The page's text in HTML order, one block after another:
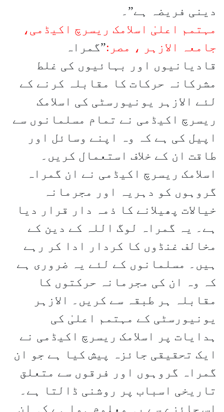
دینی فریضہ ہے”۔
مہتمم اعلیٰ اسلامک ریسرچ اکیڈمی،
جامعہ الازہر ، مصر:”گمراہ
قادیانیوں اور بہائیوں کی غلط
مشرکانہ حرکات کا مقابلہ کرنے کے
لئے الازہر یونیورسٹی کی اسلامک
ریسرچ اکیڈمی نے تمام مسلمانوں سے
اپیل کی ہے کہ وہ اپنے وسائل اور
طاقت ان کے خلاف استعمال کریں۔
اسلامک ریسرچ اکیڈمی نے ان گمراہ
گروہوں کو دہریہ اور مجرمانہ
خیالات پھیلانے کا ذمہ دار قرار دیا
ہے۔ یہ گمراہ لوگ اللہ کے دین کے
مخالف غنڈوں کا کردار ادا کر رہے
ہیں۔ مسلمانوں کے لئے یہ ضروری ہے
کہ وہ ان کی مجرمانہ حرکتوں کا
مقابلہ ہر طبقہ سے کریں۔ الازہر
یونیورسٹی کے مہتمم اعلیٰ کی
ہدایات پر اسلامک ریسرچ اکیڈمی نے
ایک تحقیقی جائزہ پیش کیا ہے جو ان
گمراہ گروہوں اور فرقوں سے متعلق
تاریخی اسباب پر روشنی ڈالتا ہے۔
اس جائزے سے یہ معلوم ہوا ہے کہ ان